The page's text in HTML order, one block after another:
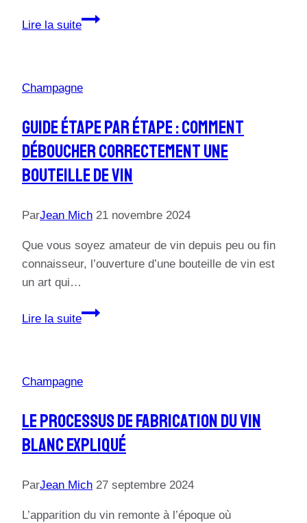
Lire la suite
Guide
Déguster
Vin
Rouge
Champagne
Guide Étape Par Étape : Comment
Déboucher Correctement Une
Bouteille De Vin
ParJean Mich 21 novembre 2024
Que vous soyez amateur de vin depuis peu ou fin
connaisseur, l’ouverture d’une bouteille de vin est
un art qui…
Lire la suite
Guide
:
déboucher
correctement
bouteille
vin
Champagne
Le Processus De Fabrication Du Vin
Blanc Expliqué
ParJean Mich 27 septembre 2024
L’apparition du vin remonte à l’époque où